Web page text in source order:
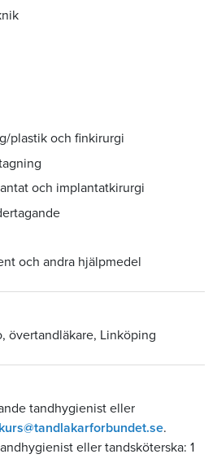
plastik och finkirurgi
och implantatkirurgi
och andra hjälpmedel
övertandläkare, Linköping
tandhygienist eller
kurs@tandlakarforbundet.se.
eller tandsköterska: 1